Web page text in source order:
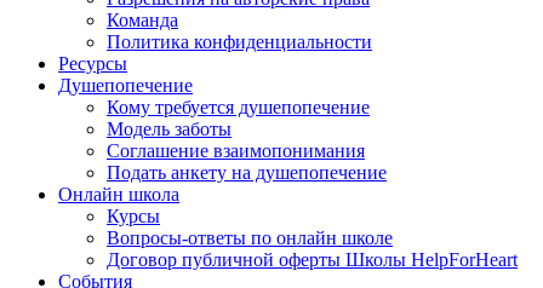
Команда
Политика конфиденциальности
Ресурсы
Душепопечение
Кому требуется душепопечение
Модель заботы
Соглашение взаимопонимания
Подать анкету на душепопечение
Онлайн школа
Курсы
Вопросы-ответы по онлайн школе
Договор публичной оферты Школы HelpForHeart
События